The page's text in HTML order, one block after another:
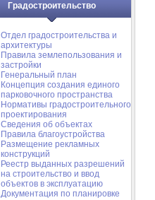
Градостроительство
Отдел градостроительства и
архитектуры
Правила землепользования и
застройки
Генеральный план
Концепция создания единого
парковочного пространства
Нормативы градостроительного
проектирования
Сведения об объектах
Правила благоустройства
Размещение рекламных
конструкций
Реестр выданных разрешений
на строительство и ввод
объектов в эксплуатацию
Документация по планировке